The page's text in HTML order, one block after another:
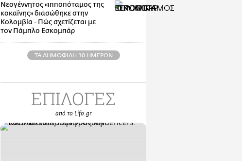
Νεογέννητος «ιπποπόταμος της
κοκαΐνης» διασώθηκε στην
Κολομβία - Πώς σχετίζεται με
τον Πάμπλο Εσκομπάρ
ΤΑ ΔΗΜΟΦΙΛΗ 30 ΗΜΕΡΩΝ
ΕΠΙΛΟΓΕΣ
από το Lifo.gr